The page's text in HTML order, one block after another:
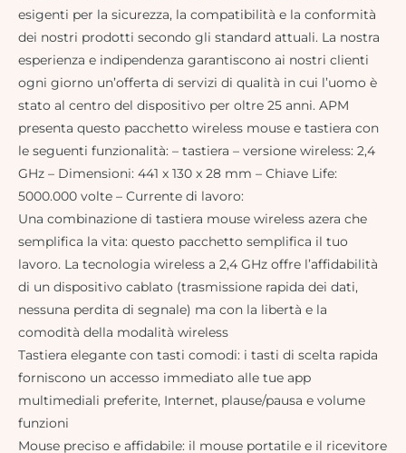
esigenti per la sicurezza, la compatibilità e la conformità
dei nostri prodotti secondo gli standard attuali. La nostra
esperienza e indipendenza garantiscono ai nostri clienti
ogni giorno un’offerta di servizi di qualità in cui l’uomo è
stato al centro del dispositivo per oltre 25 anni. APM
presenta questo pacchetto wireless mouse e tastiera con
le seguenti funzionalità: – tastiera – versione wireless: 2,4
GHz – Dimensioni: 441 x 130 x 28 mm – Chiave Life:
5000.000 volte – Currente di lavoro:
Una combinazione di tastiera mouse wireless azera che
semplifica la vita: questo pacchetto semplifica il tuo
lavoro. La tecnologia wireless a 2,4 GHz offre l’affidabilità
di un dispositivo cablato (trasmissione rapida dei dati,
nessuna perdita di segnale) ma con la libertà e la
comodità della modalità wireless
Tastiera elegante con tasti comodi: i tasti di scelta rapida
forniscono un accesso immediato alle tue app
multimediali preferite, Internet, plause/pausa e volume
funzioni
Mouse preciso e affidabile: il mouse portatile e il ricevitore